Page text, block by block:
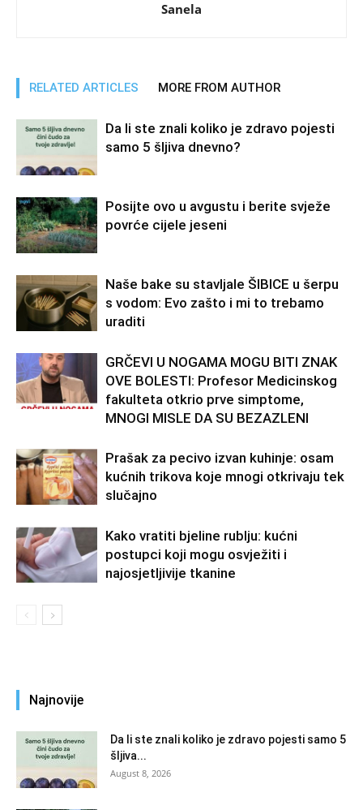
Sanela
RELATED ARTICLES MORE FROM AUTHOR
Da li ste znali koliko je zdravo pojesti
samo 5 šljiva dnevno?
Posijte ovo u avgustu i berite svježe
povrće cijele jeseni
Naše bake su stavljale ŠIBICE u šerpu
s vodom: Evo zašto i mi to trebamo
uraditi
GRČEVI U NOGAMA MOGU BITI ZNAK
OVE BOLESTI: Profesor Medicinskog
fakulteta otkrio prve simptome,
MNOGI MISLE DA SU BEZAZLENI
Prašak za pecivo izvan kuhinje: osam
kućnih trikova koje mnogi otkrivaju tek
slučajno
Kako vratiti bjeline rublju: kućni
postupci koji mogu osvježiti i
najosjetljivije tkanine
Najnovije
Da li ste znali koliko je zdravo pojesti samo 5
šljiva...
August 8, 2026